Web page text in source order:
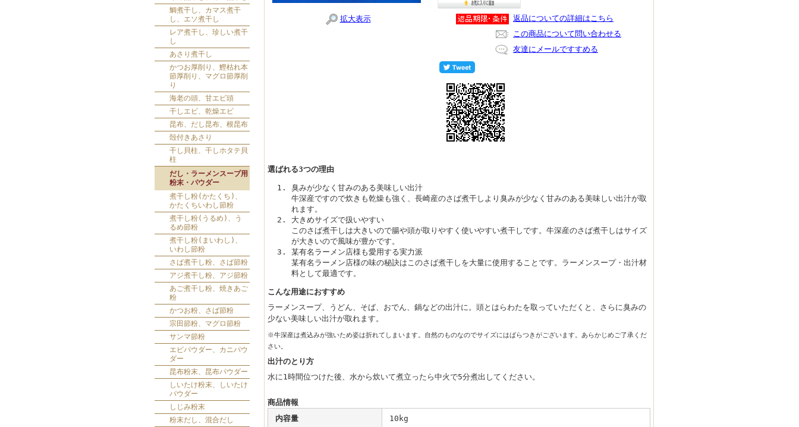
鯛煮干し、カマス煮干
し、エソ煮干し
レア煮干し、珍しい煮干
し
あさり煮干し
かつお厚削り、鰹枯れ本
節厚削り、マグロ節厚削
り
海老の頭、甘エビ頭
干しエビ、乾燥エビ
昆布、だし昆布、根昆布
殻付きあさり
干し貝柱、干しホタテ貝
柱
だし・ラーメンスープ用
粉末・パウダー
煮干し粉(かたくち)、
かたくちいわし節粉
煮干し粉(うるめ)、う
るめ節粉
煮干し粉(まいわし)、
いわし節粉
さば煮干し粉、さば節粉
アジ煮干し粉、アジ節粉
あご煮干し粉、焼きあご
粉
かつお粉、さば節粉
宗田節粉、マグロ節粉
サンマ節粉
エビパウダー、カニパウ
ダー
昆布粉末、昆布パウダー
しいたけ粉末、しいたけ
パウダー
しじみ粉末
粉末だし、混合だし
拡大表示
返品についての詳細はこちら
この商品について問い合わせる
友達にメールですすめる
選ばれる3つの理由
臭みが少なく甘みのある美味しい出汁
牛深産ですので炊きも乾燥も強く、長崎産のさば煮干しより臭みが少なく甘みのある美味しい出汁が取
れます。
大きめサイズで扱いやすい
このさば煮干しは大きいので腸や頭が取りやすく使いやすい煮干しです。牛深産のさば煮干しはサイズ
が大きいので風味が豊かです。
某有名ラーメン店様も愛用する実力派
某有名ラーメン店様の味の秘訣はこのさば煮干しを大量に使用することです。ラーメンスープ・出汁材
料として最適です。
こんな用途におすすめ
ラーメンスープ、うどん、そば、おでん、鍋などの出汁に。頭とはらわたを取っていただくと、さらに臭みの
少ない美味しい出汁が取れます。
※牛深産は煮込みが強いため姿は折れてしまいます。自然のものなのでサイズにはばらつきがございます。あらかじめご了承くだ
さい。
出汁のとり方
水に1時間位つけた後、水から炊いて煮立ったら中火で5分煮出してください。
商品情報
内容量
10kg